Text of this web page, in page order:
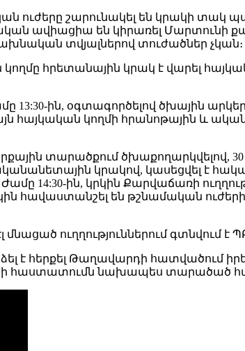
ուժերը շարունակել են կրակի
ավիացիա են կիրառել Մարտունի
տվյալներով տուժածներ չկան։
հրետանային կրակ է վարել
13:30-ին, օգտագործելով ծխային
հայկական կողմի հրանոթային և
տարածքում
կրակով, կասեցվել է
Ժամը 14:30-ին, կրկին Քարվաճառի
հավաստանշել են թշնամական
ուղղություններում գտնվում
է հերքել Թաղավարդի հատվածում
և ի հաստատումն նախապես տարածած